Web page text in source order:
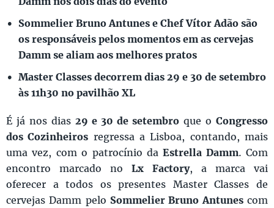
Sommelier Bruno Antunes e Chef Vítor Adão são
os responsáveis pelos momentos em as cervejas
Damm se aliam aos melhores pratos
Master Classes decorrem dias 29 e 30 de setembro
às 11h30 no pavilhão XL
É já nos dias 29 e 30 de setembro que o Congresso
dos Cozinheiros regressa a Lisboa, contando, mais
uma vez, com o patrocínio daEstrella Damm. Com
encontro marcado noLx Factory, a marca vai
oferecer a todos os presentes Master Classes de
cervejas Damm pelo Sommelier Bruno Antunescom